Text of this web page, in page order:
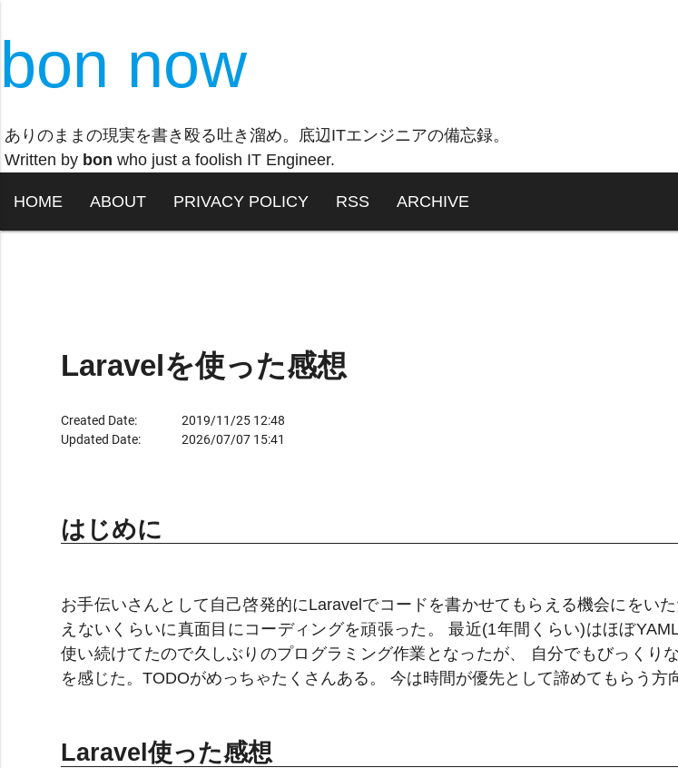
bon now
ありのままの現実を書き殴る吐き溜め。底辺ITエンジニアの備忘録。
Written by bon who just a foolish IT Engineer.
HOME ABOUT PRIVACY POLICY RSS ARCHIVE
Laravelを使った感想
Created Date:
2019/11/25 12:48
Updated Date:
2026/07/07 15:41
はじめに
お手伝いさんとして自己啓発的にLaravelでコードを書かせてもらえる機会にをい
えないくらいに真面目にコーディングを頑張った。 最近(1年間くらい)はほぼ
使い続けてたので久しぶりのプログラミング作業となったが、 自分でもびっくり
を感じた。TODOがめっちゃたくさんある。 今は時間が優先として諦めてもらう方
Laravel使った感想